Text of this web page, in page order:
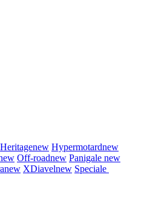
Heritagenew Hypermotardnew
Off-roadnew Panigale new
new XDiavelnew Speciale